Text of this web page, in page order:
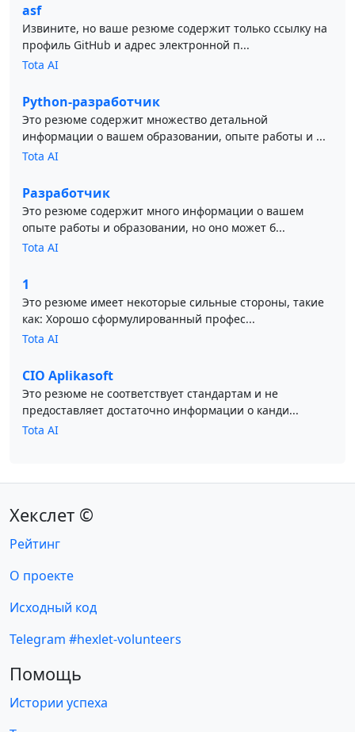
asf
Извините, но ваше резюме содержит только ссылку на
профиль GitHub и адрес электронной п...
Tota AI
Python-разработчик
Это резюме содержит множество детальной
информации о вашем образовании, опыте работы и ...
Tota AI
Разработчик
Это резюме содержит много информации о вашем
опыте работы и образовании, но оно может б...
Tota AI
1
Это резюме имеет некоторые сильные стороны, такие
как: Хорошо сформулированный профес...
Tota AI
CIO Aplikasoft
Это резюме не соответствует стандартам и не
предоставляет достаточно информации о канди...
Tota AI
Хекслет ©
Рейтинг
О проекте
Исходный код
Telegram #hexlet-volunteers
Помощь
Истории успеха